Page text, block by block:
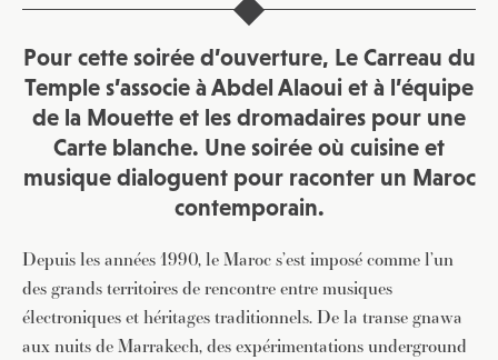
Pour cette soirée d’ouverture, Le Carreau du
Temple s’associe à Abdel Alaoui et à l’équipe
de la Mouette et les dromadaires pour une
Carte blanche. Une soirée où cuisine et
musique dialoguent pour raconter un Maroc
contemporain.
Depuis les années 1990, le Maroc s’est imposé comme l’un
des grands territoires de rencontre entre musiques
électroniques et héritages traditionnels. De la transe gnawa
aux nuits de Marrakech, des expérimentations underground